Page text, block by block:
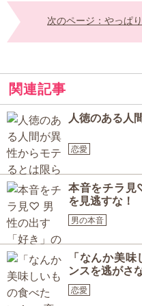
次のページ：やっぱ
関連記事
人徳のある人
恋愛
本音をチラ見
を見逃すな！
男の本音
「なんか美
ンスを逃がさ
恋愛